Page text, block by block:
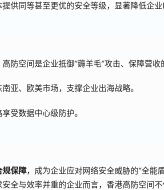
供同等甚至更优的安全等级，显著降低企
防空间是企业抵御“薅羊毛”攻击、保障营收
亚、欧美市场，支撑企业出海战略。
受数据中心级防护。
规保障，成为企业应对网络安全威胁的“全能
全与效率并重的企业而言，香港高防空间